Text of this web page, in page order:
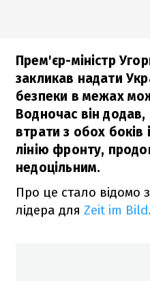
Прем'єр-міністр
закликав надати
безпеки в межах
Водночас він
втрати з обох боків
лінію фронту,
недоцільним.
Про це стало відомо
лідера для Zeit im Bild